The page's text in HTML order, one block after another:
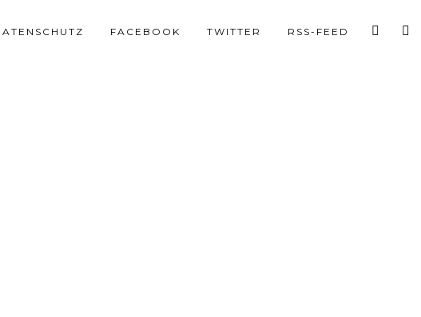
FACEBOOK TWITTER RSS-FEED